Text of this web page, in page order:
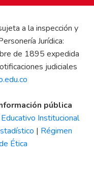
a la inspección y
Jurídica:
de 1895 expedida
judiciales
pública
Institucional
| Régimen
Ética